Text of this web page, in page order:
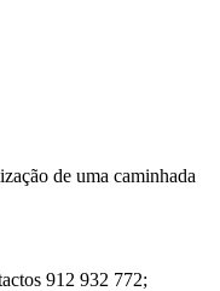
de uma caminhada
912 932 772;